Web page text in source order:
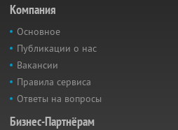
Компания
Основное
Публикации о нас
Вакансии
Правила сервиса
Ответы на вопросы
Бизнес-Партнёрам